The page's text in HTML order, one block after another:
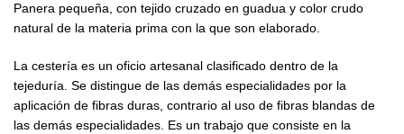
Panera pequeña, con tejido cruzado en guadua y color crudo
natural de la materia prima con la que son elaborado.
La cestería es un oficio artesanal clasificado dentro de la
tejeduría. Se distingue de las demás especialidades por la
aplicación de fibras duras, contrario al uso de fibras blandas de
las demás especialidades. Es un trabajo que consiste en la